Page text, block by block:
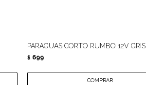
PARAGUAS CORTO RUMBO 12V GRIS
$ 699